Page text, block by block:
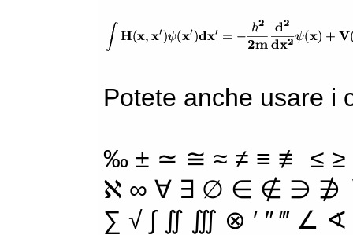
Potete anche usare i
‰ ± ≃ ≅ ≈ ≠ ≡ ≢ ≤
ℵ ∞ ∀ ∃ ∅ ∈ ∉ ∋ ∌
∑ √ ∫ ∬ ∭ ⊗ ′ ″ ‴ ∠